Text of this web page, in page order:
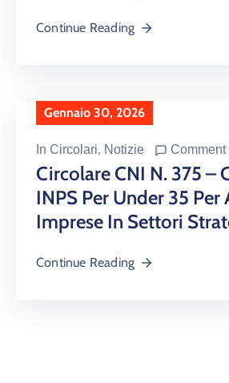
Continue Reading
Gennaio 30, 2026
In Circolari‚ Notizie Comment
Circolare CNI N. 375 –
INPS Per Under 35 Per
Imprese In Settori
Continue Reading